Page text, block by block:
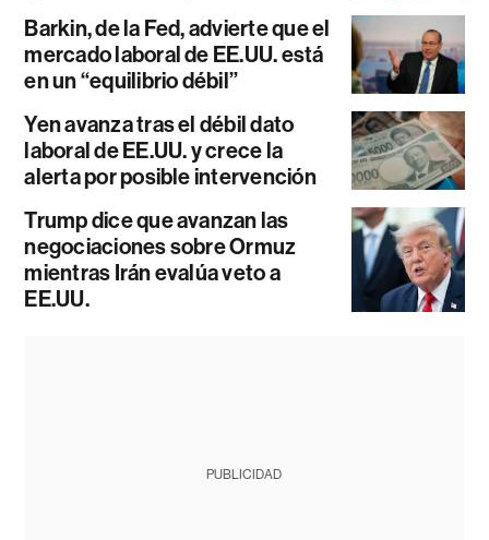
Barkin, de la Fed, advierte que el
mercado laboral de EE.UU. está
en un “equilibrio débil”
Yen avanza tras el débil dato
laboral de EE.UU. y crece la
alerta por posible intervención
Trump dice que avanzan las
negociaciones sobre Ormuz
mientras Irán evalúa veto a
EE.UU.
PUBLICIDAD